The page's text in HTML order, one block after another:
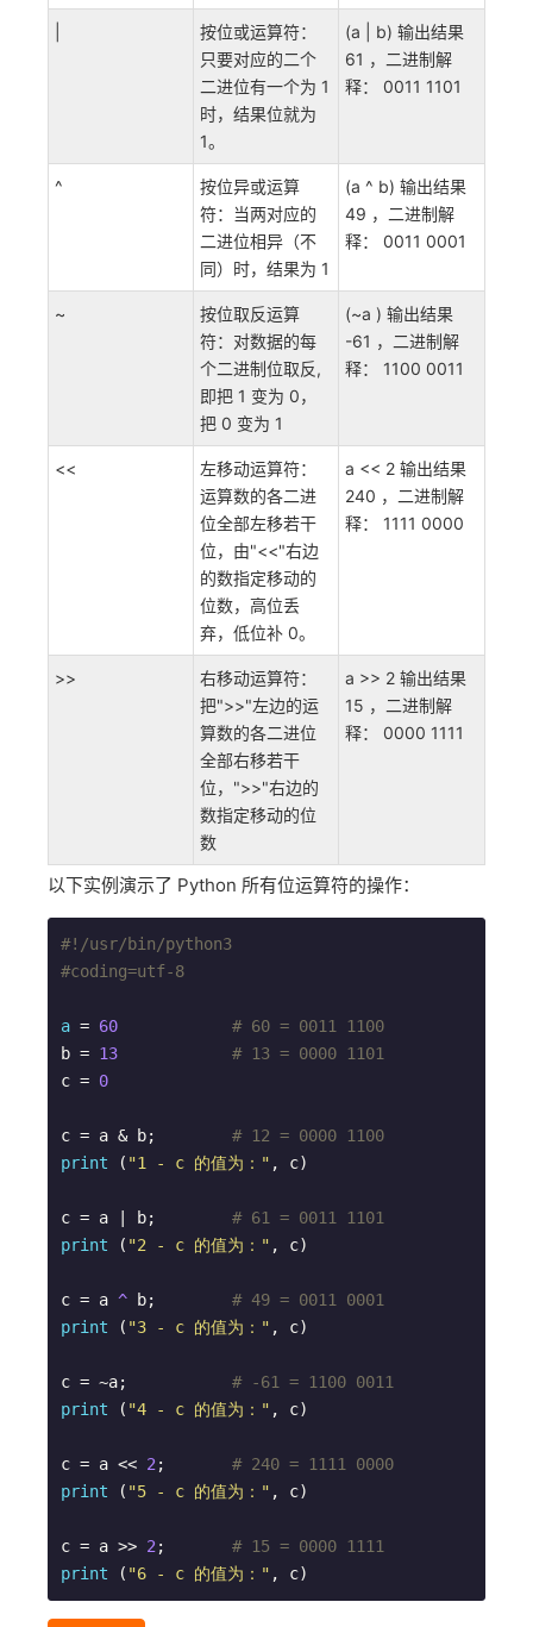
按位或运算符：
只要对应的二个
二进位有一个为 1
时，结果位就为
1。
(a | b) 输出结果
61 ，二进制解
释： 0011 1101
^
按位异或运算
符：当两对应的
二进位相异（不
同）时，结果为 1
(a ^ b) 输出结果
49 ，二进制解
释： 0011 0001
~
按位取反运算
符：对数据的每
个二进制位取反,
即把 1 变为 0，
把 0 变为 1
(~a ) 输出结果
-61 ，二进制解
释： 1100 0011
<<
左移动运算符：
运算数的各二进
位全部左移若干
位，由"<<"右边
的数指定移动的
位数，高位丢
弃，低位补 0。
a << 2 输出结果
240 ，二进制解
释： 1111 0000
>>
右移动运算符：
把">>"左边的运
算数的各二进位
全部右移若干
位，">>"右边的
数指定移动的位
数
a >> 2 输出结果
15 ，二进制解
释： 0000 1111
以下实例演示了 Python 所有位运算符的操作：
#!/usr/bin/python3
#coding=utf-8
a = 60
# 60 = 0011 1100
b = 13
# 13 = 0000 1101
c = 0
c = a & b; # 12 = 0000 1100
print ( "1 - c 的值为：" , c)
c = a | b; # 61 = 0011 1101
print ( "2 - c 的值为：" , c)
c = a ^ b; # 49 = 0011 0001
print ( "3 - c 的值为：" , c)
c = ~a; # -61 = 1100 0011
print ( "4 - c 的值为：" , c)
c = a << 2 ; # 240 = 1111 0000
print ( "5 - c 的值为：" , c)
c = a >> 2 ; # 15 = 0000 1111
print ( "6 - c 的值为：" , c)